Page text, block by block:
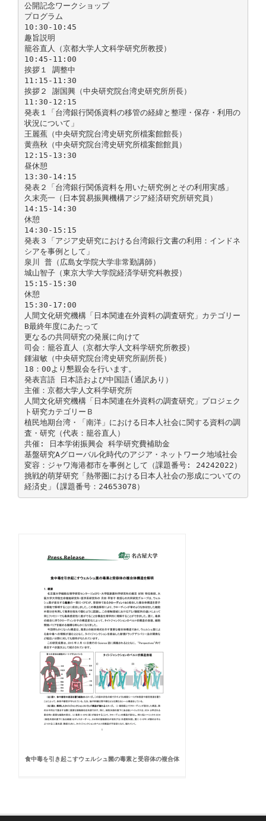
公開記念ワークショップ
プログラム
10:30-10:45
趣旨説明
籠谷直人（京都大学人文科学研究所教授）
10:45-11:00
挨拶１ 調整中
11:15-11:30
挨拶２ 謝国興（中央研究院台湾史研究所所長）
11:30-12:15
発表１「台湾銀行関係資料の移管の経緯と整理・保存・利用の
状況について」
王麗蕉（中央研究院台湾史研究所檔案館館長）
黄燕秋（中央研究院台湾史研究所檔案館館員）
12:15-13:30
昼休憩
13:30-14:15
発表２「台湾銀行関係資料を用いた研究例とその利用実感」
久末亮一（日本貿易振興機構アジア経済研究所研究員）
14:15-14:30
休憩
14:30-15:15
発表３「アジア史研究における台湾銀行文書の利用：インドネ
シアを事例として」
泉川 普（広島女学院大学非常勤講師）
城山智子（東京大学大学院経済学研究科教授）
15:15-15:30
休憩
15:30-17:00
人間文化研究機構「日本関連在外資料の調査研究」カテゴリー
B最終年度にあたって
更なるの共同研究の発展に向けて
司会：籠谷直人（京都大学人文科学研究所教授）
鍾淑敏（中央研究院台湾史研究所副所長）
18：00より懇親会を行います。
発表言語 日本語および中国語(通訳あり）
主催：京都大学人文科学研究所
人間文化研究機構「日本関連在外資料の調査研究」プロジェク
ト研究カテゴリーＢ
植民地期台湾・「南洋」における日本人社会に関する資料の調
査・研究（代表：籠谷直人）
共催: 日本学術振興会 科学研究費補助金
基盤研究Aグローバル化時代のアジア・ネットワーク地域社会
変容：ジャワ海港都市を事例として（課題番号: 24242022）
挑戦的萌芽研究「熱帯圏における日本人社会の形成についての
食中毒を引き起こすウェルシュ菌の毒素と受容体の複合体